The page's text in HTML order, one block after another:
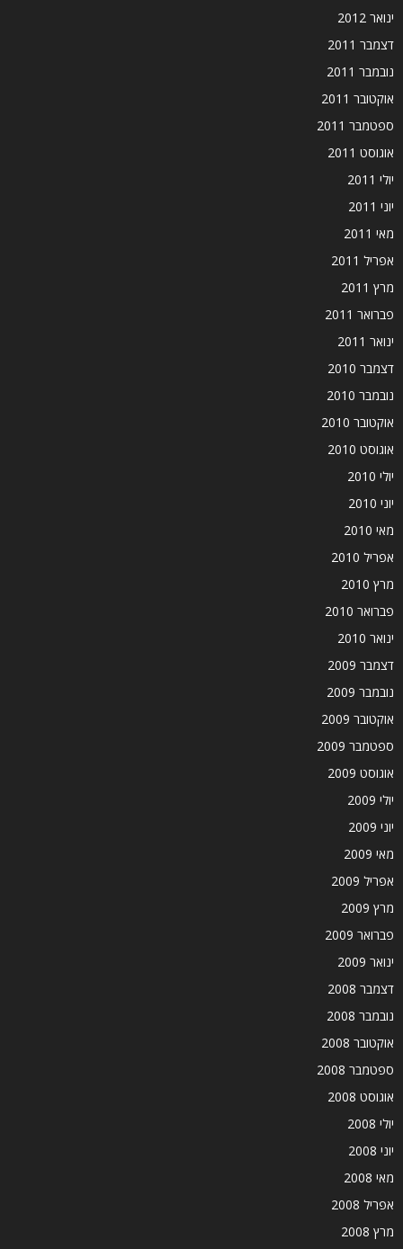
ינואר 2012
דצמבר 2011
נובמבר 2011
אוקטובר 2011
ספטמבר 2011
אוגוסט 2011
יולי 2011
יוני 2011
מאי 2011
אפריל 2011
מרץ 2011
פברואר 2011
ינואר 2011
דצמבר 2010
נובמבר 2010
אוקטובר 2010
אוגוסט 2010
יולי 2010
יוני 2010
מאי 2010
אפריל 2010
מרץ 2010
פברואר 2010
ינואר 2010
דצמבר 2009
נובמבר 2009
אוקטובר 2009
ספטמבר 2009
אוגוסט 2009
יולי 2009
יוני 2009
מאי 2009
אפריל 2009
מרץ 2009
פברואר 2009
ינואר 2009
דצמבר 2008
נובמבר 2008
אוקטובר 2008
ספטמבר 2008
אוגוסט 2008
יולי 2008
יוני 2008
מאי 2008
אפריל 2008
מרץ 2008